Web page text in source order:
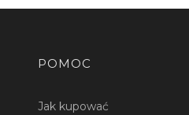
Linki w stopce
POMOC
Jak kupować